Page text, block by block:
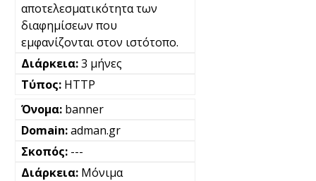
αποτελεσματικότητα των
διαφημίσεων που
εμφανίζονται στον ιστότοπο.
3 μήνες
HTTP
banner
adman.gr
---
Μόνιμα